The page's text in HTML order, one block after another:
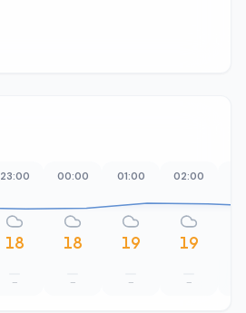
23:00
18
–
00:00
18
–
01:00
19
–
02:00
19
–